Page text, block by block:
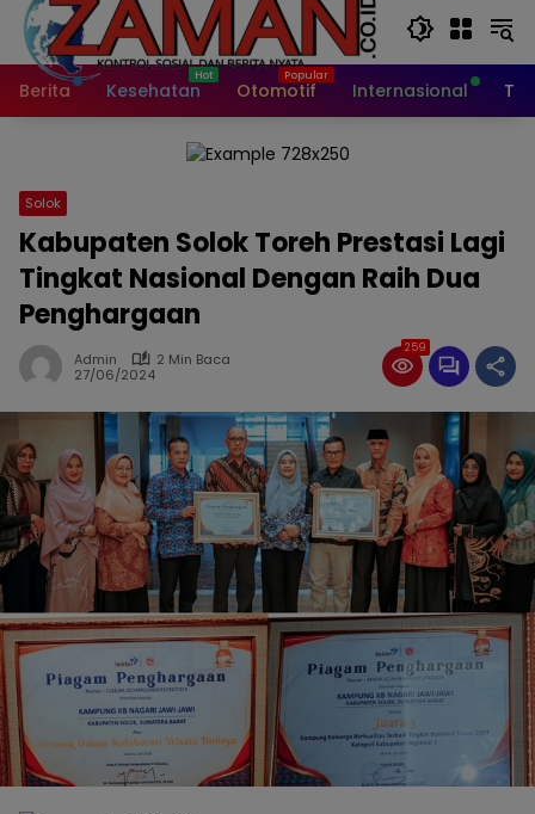
Berita Kesehatan Otomotif Internasional
Solok
Kabupaten Solok Toreh Prestasi Lagi
Tingkat Nasional Dengan Raih Dua
Penghargaan
Admin
2 Min Baca
27/06/2024
259